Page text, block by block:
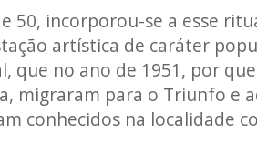
50, incorporou-se a esse
artística de caráter
que no ano de 1951, por
migraram para o Triunfo e
conhecidos na localidade